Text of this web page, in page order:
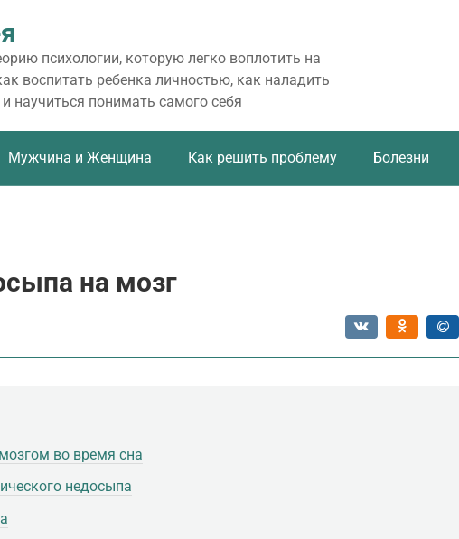
психологии, которую легко воплотить на
воспитать ребенка личностью, как наладить
научиться понимать самого себя
Мужчина и Женщина Как решить проблему Болезни
на мозг
во время сна
недосыпа